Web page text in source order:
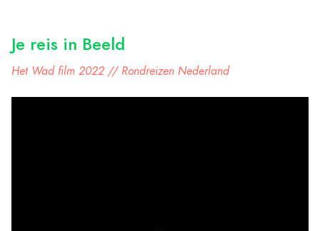
Je reis in Beeld
Het Wad film 2022 // Rondreizen Nederland